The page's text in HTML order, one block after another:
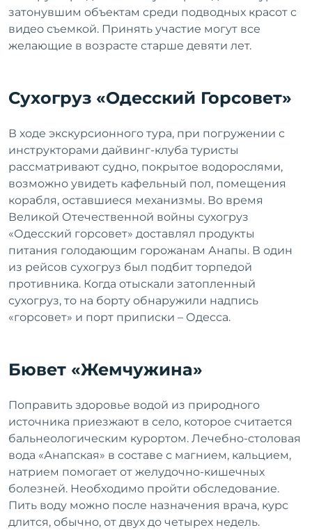
затонувшим объектам среди подводных красот с
видео съемкой. Принять участие могут все
желающие в возрасте старше девяти лет.
Сухогруз «Одесский Горсовет»
В ходе экскурсионного тура, при погружении с
инструкторами дайвинг-клуба туристы
рассматривают судно, покрытое водорослями,
возможно увидеть кафельный пол, помещения
корабля, оставшиеся механизмы. Во время
Великой Отечественной войны сухогруз
«Одесский горсовет» доставлял продукты
питания голодающим горожанам Анапы. В один
из рейсов сухогруз был подбит торпедой
противника. Когда отыскали затопленный
сухогруз, то на борту обнаружили надпись
«горсовет» и порт приписки – Одесса.
Бювет «Жемчужина»
Поправить здоровье водой из природного
источника приезжают в село, которое считается
бальнеологическим курортом. Лечебно-столовая
вода «Анапская» в составе с магнием, кальцием,
натрием помогает от желудочно-кишечных
болезней. Необходимо пройти обследование.
Пить воду можно после назначения врача, курс
длится, обычно, от двух до четырех недель.